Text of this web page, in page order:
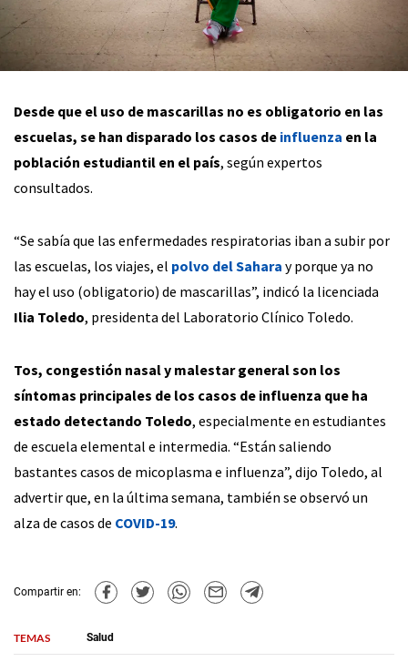
Desde que el uso de mascarillas no es obligatorio en las
escuelas, se han disparado los casos de influenza en la
población estudiantil en el país, según expertos
consultados.
“Se sabía que las enfermedades respiratorias iban a subir por
las escuelas, los viajes, el polvo del Sahara y porque ya no
hay el uso (obligatorio) de mascarillas”, indicó la licenciada
Ilia Toledo, presidenta del Laboratorio Clínico Toledo.
Tos, congestión nasal y malestar general son los
síntomas principales de los casos de influenza que ha
estado detectando Toledo, especialmente en estudiantes
de escuela elemental e intermedia. “Están saliendo
bastantes casos de micoplasma e influenza”, dijo Toledo, al
advertir que, en la última semana, también se observó un
alza de casos de COVID-19.
Compartir en:
TEMAS Salud